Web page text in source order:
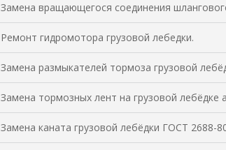
Замена вращающегося соединения
Ремонт гидромотора грузовой лебедки.
Замена размыкателей тормоза грузовой
Замена тормозных лент на грузовой лебёдке
Замена каната грузовой лебёдки ГОСТ 2688-